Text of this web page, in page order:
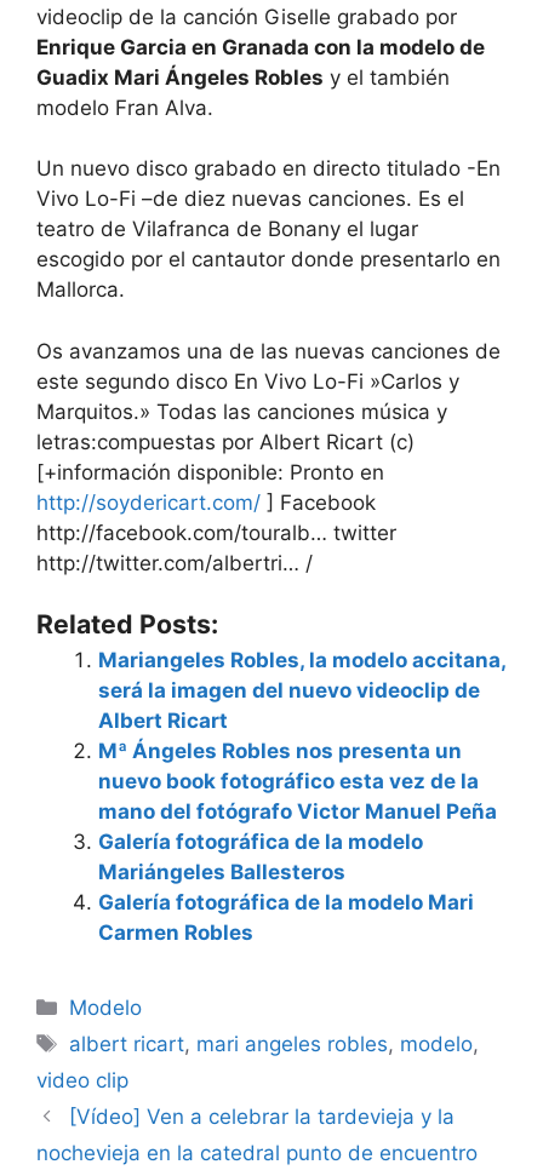
videoclip de la canción Giselle grabado por
Enrique Garcia en Granada con la modelo de
Guadix Mari Ángeles Robles y el también
modelo Fran Alva.
Un nuevo disco grabado en directo titulado -En
Vivo Lo-Fi –de diez nuevas canciones. Es el
teatro de Vilafranca de Bonany el lugar
escogido por el cantautor donde presentarlo en
Mallorca.
Os avanzamos una de las nuevas canciones de
este segundo disco En Vivo Lo-Fi »Carlos y
Marquitos.» Todas las canciones música y
letras:compuestas por Albert Ricart (c)
[+información disponible: Pronto en
http://soydericart.com/ ] Facebook
http://facebook.com/touralb… twitter
http://twitter.com/albertri… /
Related Posts:
Mariangeles Robles, la modelo accitana,
será la imagen del nuevo videoclip de
Albert Ricart
Mª Ángeles Robles nos presenta un
nuevo book fotográfico esta vez de la
mano del fotógrafo Victor Manuel Peña
Galería fotográfica de la modelo
Mariángeles Ballesteros
Galería fotográfica de la modelo Mari
Carmen Robles
Categorías
Modelo
Etiquetas
albert ricart, mari angeles robles, modelo,
video clip
[Vídeo] Ven a celebrar la tardevieja y la
nochevieja en la catedral punto de encuentro